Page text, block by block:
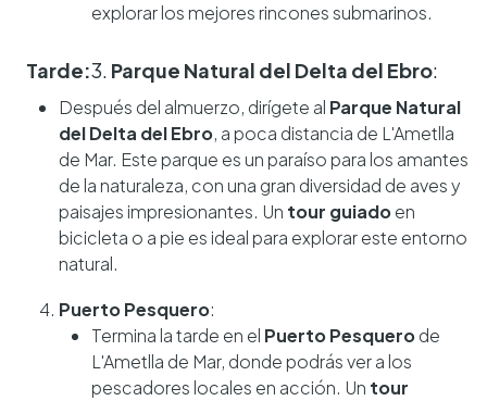
explorar los mejores rincones submarinos.
Tarde:3. Parque Natural del Delta del Ebro:
Después del almuerzo, dirígete al Parque Natural
del Delta del Ebro, a poca distancia de L'Ametlla
de Mar. Este parque es un paraíso para los amantes
de la naturaleza, con una gran diversidad de aves y
paisajes impresionantes. Un tour guiadoen
bicicleta o a pie es ideal para explorar este entorno
natural.
Puerto Pesquero:
Termina la tarde en el Puerto Pesquerode
L'Ametlla de Mar, donde podrás ver a los
pescadores locales en acción. Un tour